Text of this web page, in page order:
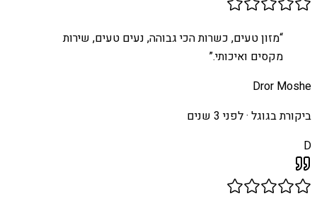
“מזון טעים, כשרות הכי גבוהה, נעים טעים, שירות
מקסים ואיכותי.”
Dror Moshe
ביקורת בגוגל ·לפני 3 שנים
D